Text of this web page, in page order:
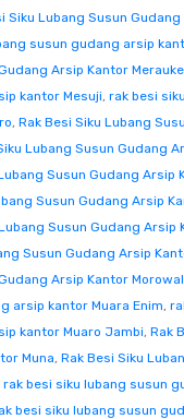
Siku Lubang Susun
susun gudang arsip
Arsip Kantor Merauke
kantor Mesuji, rak besi
, Rak Besi Siku Lubang
Lubang Susun Gudang
Susun Gudang Arsip
Susun Gudang Arsip
Susun Gudang Arsip
Susun Gudang Arsip
Arsip Kantor
arsip kantor Muara Enim,
kantor Muaro Jambi, Rak
Muna, Rak Besi Siku
rak besi siku lubang susun
besi siku lubang susun